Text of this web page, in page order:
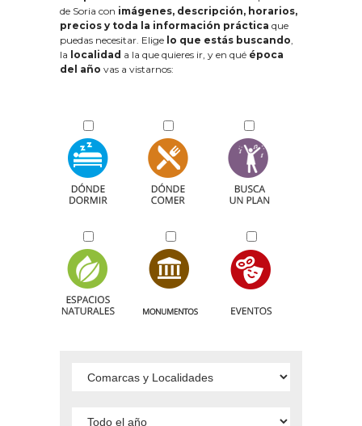
de Soria con imágenes, descripción, horarios,
precios y toda la información práctica que
puedas necesitar. Elige lo que estás buscando,
la localidad a la que quieres ir, y en qué época
del año vas a vistarnos: